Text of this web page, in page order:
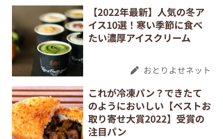
【2022年最新】人気の冬ア
イス10選！寒い季節に食べ
たい濃厚アイスクリーム
おとりよせネット
これが冷凍パン？できたて
のようにおいしい【ベストお
取り寄せ大賞2022】受賞の
注目パン